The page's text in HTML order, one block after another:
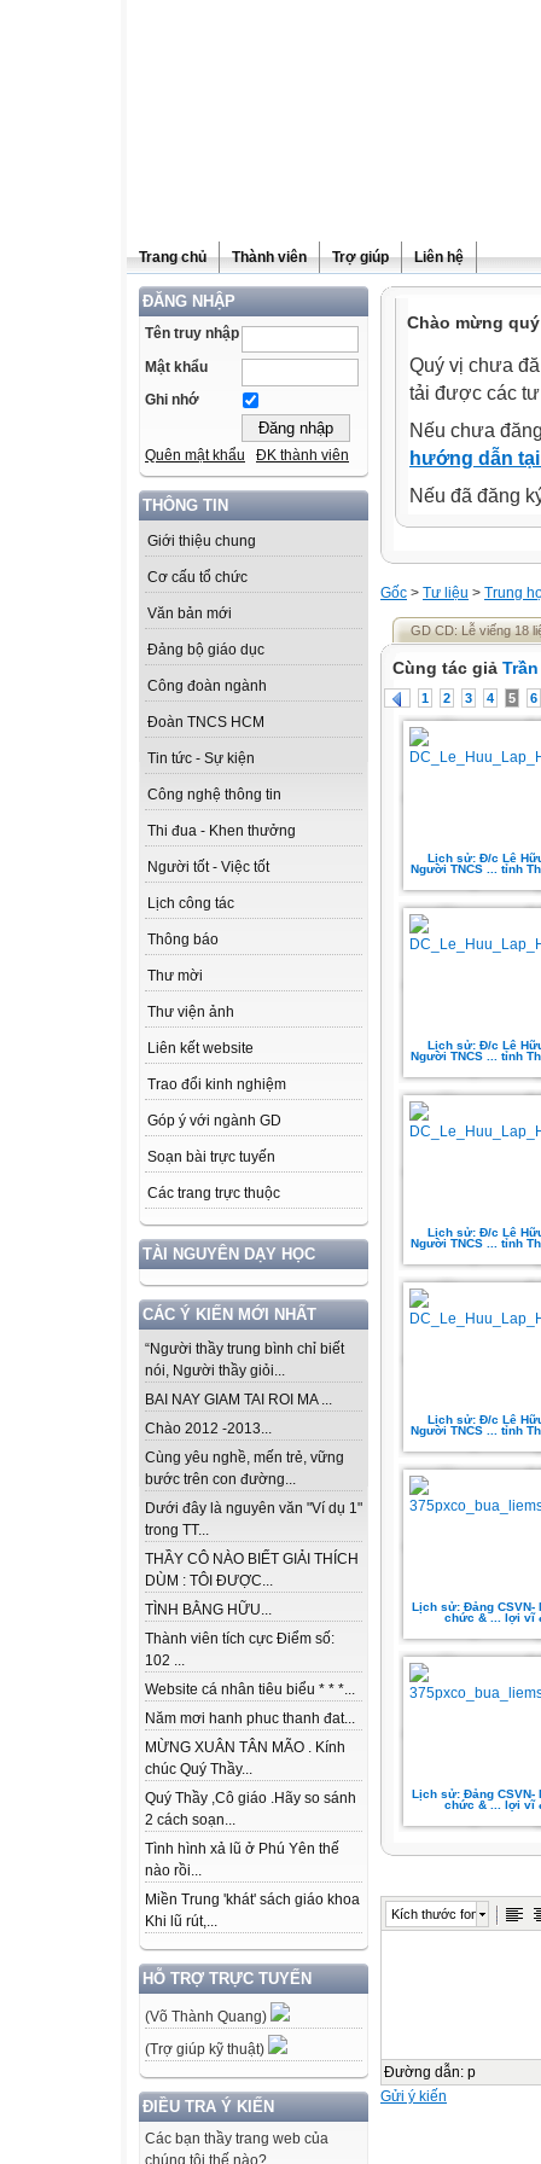
Trang chủ Thành viên Trợ giúp Liên hệ
ĐĂNG NHẬP
Tên truy nhập
Mật khẩu
Ghi nhớ
Quên mật khẩu ĐK thành viên
THÔNG TIN
Giới thiệu chung
Cơ cấu tổ chức
Văn bản mới
Đảng bộ giáo dục
Công đoàn ngành
Đoàn TNCS HCM
Tin tức - Sự kiện
Công nghệ thông tin
Thi đua - Khen thưởng
Người tốt - Việc tốt
Lịch công tác
Thông báo
Thư mời
Thư viện ảnh
Liên kết website
Trao đổi kinh nghiệm
Góp ý với ngành GD
Soạn bài trực tuyến
Các trang trực thuộc
TÀI NGUYÊN DẠY HỌC
CÁC Ý KIẾN MỚI NHẤT
“Người thầy trung bình chỉ biết
nói, Người thầy giỏi...
BAI NAY GIAM TAI ROI MA ...
Chào 2012 -2013...
Cùng yêu nghề, mến trẻ, vững
bước trên con đường...
Dưới đây là nguyên văn "Ví dụ 1"
trong TT...
THẦY CÔ NÀO BIẾT GIẢI THÍCH
DÙM : TÔI ĐƯỢC...
TÌNH BẰNG HỮU...
Thành viên tích cực Điểm số:
102 ...
Website cá nhân tiêu biểu * * *...
Năm mơi hanh phuc thanh đat...
MỪNG XUÂN TÂN MÃO . Kính
chúc Quý Thầy...
Quý Thầy ,Cô giáo .Hãy so sánh
2 cách soạn...
Tình hình xả lũ ở Phú Yên thế
nào rồi...
Miền Trung 'khát' sách giáo khoa
Khi lũ rút,...
HỖ TRỢ TRỰC TUYẾN
(Võ Thành Quang)
(Trợ giúp kỹ thuật)
ĐIỀU TRA Ý KIẾN
Các bạn thầy trang web của
chúng tôi thế nào?
Chào mừng
Quý vị chưa
tải được các
Nếu chưa
hướng dẫn
Nếu đã đăng
Gốc > Tư liệu > Trung
GD CD: Lễ viếng 18
Cùng tác giả
1 2 3 4 5 6
Lịch sử: Đ/c Lê
Người TNCS ... tỉnh
Lịch sử: Đ/c Lê
Người TNCS ... tỉnh
Lịch sử: Đ/c Lê
Người TNCS ... tỉnh
Lịch sử: Đ/c Lê
Người TNCS ... tỉnh
Lịch sử: Đảng CSVN-
chức & ... lợi vĩ
Lịch sử: Đảng CSVN-
chức & ... lợi vĩ
Kích thước font
Đường dẫn: p
Gửi ý kiến